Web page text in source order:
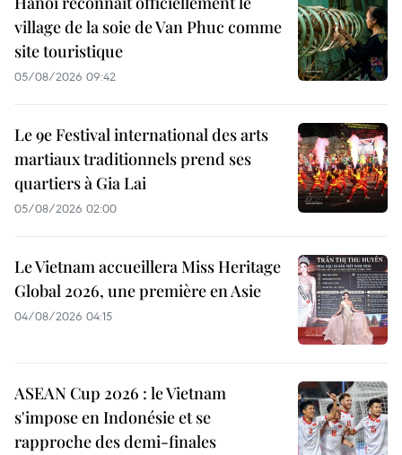
village de la soie de Van Phuc comme
site touristique
05/08/2026 09:42
Le 9e Festival international des arts
martiaux traditionnels prend ses
quartiers à Gia Lai
05/08/2026 02:00
Le Vietnam accueillera Miss Heritage
Global 2026, une première en Asie
04/08/2026 04:15
ASEAN Cup 2026 : le Vietnam
s'impose en Indonésie et se
rapproche des demi-finales